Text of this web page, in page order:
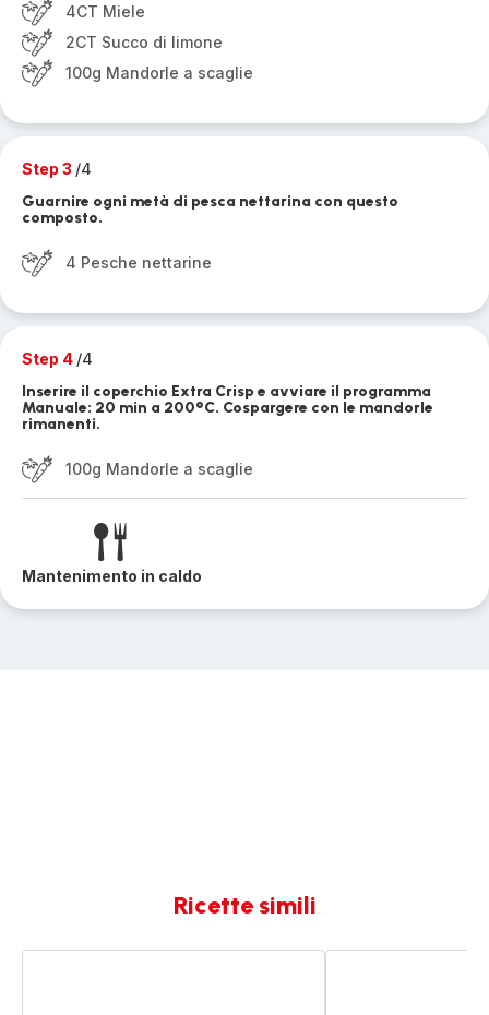
4CT Miele
2CT Succo di limone
100g Mandorle a scaglie
Step 3 /4
Guarnire ogni metà di pesca nettarina con questo
composto.
4 Pesche nettarine
Step 4 /4
Inserire il coperchio Extra Crisp e avviare il programma
Manuale: 20 min a 200°C. Cospargere con le mandorle
rimanenti.
100g Mandorle a scaglie
Mantenimento in caldo
Ricette simili